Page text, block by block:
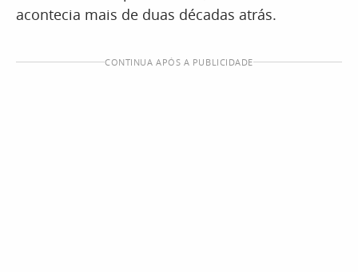
acontecia mais de duas décadas atrás.
CONTINUA APÓS A PUBLICIDADE